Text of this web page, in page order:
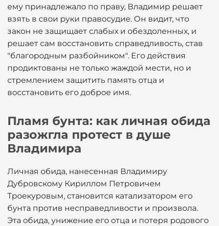
ему принадлежало по праву, Владимир решает
взять в свои руки правосудие. Он видит, что
закон не защищает слабых и обездоленных, и
решает сам восстановить справедливость, став
"благородным разбойником". Его действия
продиктованы не только жаждой мести, но и
стремлением защитить память отца и
восстановить его доброе имя.
Пламя бунта: как личная обида
разожгла протест в душе
Владимира
Личная обида, нанесенная Владимиру
Дубровскому Кириллом Петровичем
Троекуровым, становится катализатором его
бунта против несправедливости и произвола.
Эта обида, унижение его отца и потеря родового